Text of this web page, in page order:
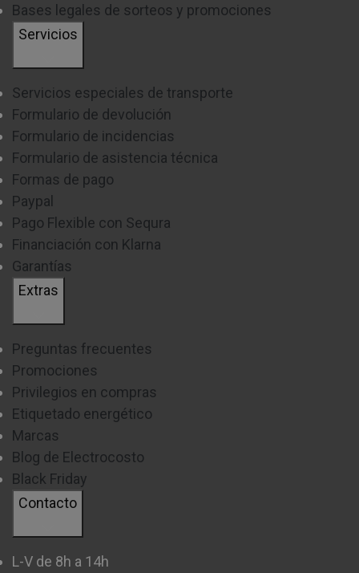
Bases legales de sorteos y promociones
Servicios
Servicios especiales de transporte
Formulario de devolución
Formulario de incidencias
Formulario de asistencia técnica
Formas de pago
Paypal
Pago Flexible con Sequra
Financiación con Klarna
Garantías
Extras
Preguntas frecuentes
Promociones
Privilegios en compras
Etiquetado energético
Marcas
Blog de Electrocosto
Black Friday
Contacto
L-V de 8h a 14h